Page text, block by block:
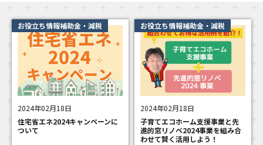
お役立ち情報補助金・減税
2024年02月18日
住宅省エネ2024キャンペーンに
ついて
お役立ち情報補助金・減税
2024年02月18日
子育てエコホーム支援事業と先
進的窓リノベ2024事業を組み合
わせて賢く活用しよう！